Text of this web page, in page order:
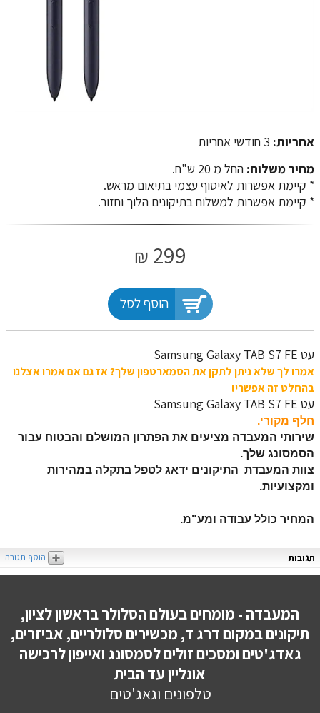
אחריות: 3 חודשי אחריות
מחיר משלוח: החל מ 20 ש"ח.
​​​​​​​* קיימת אפשרות לאיסוף עצמי בתיאום מראש.
* קיימת אפשרות למשלוח בתיקונים הלוך וחזור.
299
₪
הוסף לסל
עט Samsung Galaxy TAB S7 FE
אמרו לך שלא ניתן לתקן את הסמארטפון שלך? אז גם אם אמרו אצלנו
בהחלט זה אפשרי!
עט Samsung Galaxy TAB S7 FE
חלף מקורי.
שירותי המעבדה מציעים את הפתרון המושלם והבטוח עבור
הסמסונג שלך.
צוות המעבדת התיקונים ידאג לטפל בתקלה במהירות
ומקצועיות.
המחיר כולל עבודה ומע"מ.
תגובות הוסף תגובה
המעבדה - מומחים בעולם הסלולר בראשון לציון,
תיקונים במקום דרג ד, מכשירים סלולריים, אביזרים,
גאדג'טים ומסכים זולים לסמסונג ואייפון לרכישה
אונליין עד הבית
טלפונים וגאג'טים